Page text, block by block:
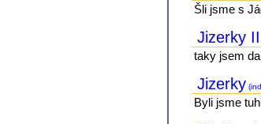
Šli jsme s
Jizerky II
taky jsem
Jizerky
Byli jsme